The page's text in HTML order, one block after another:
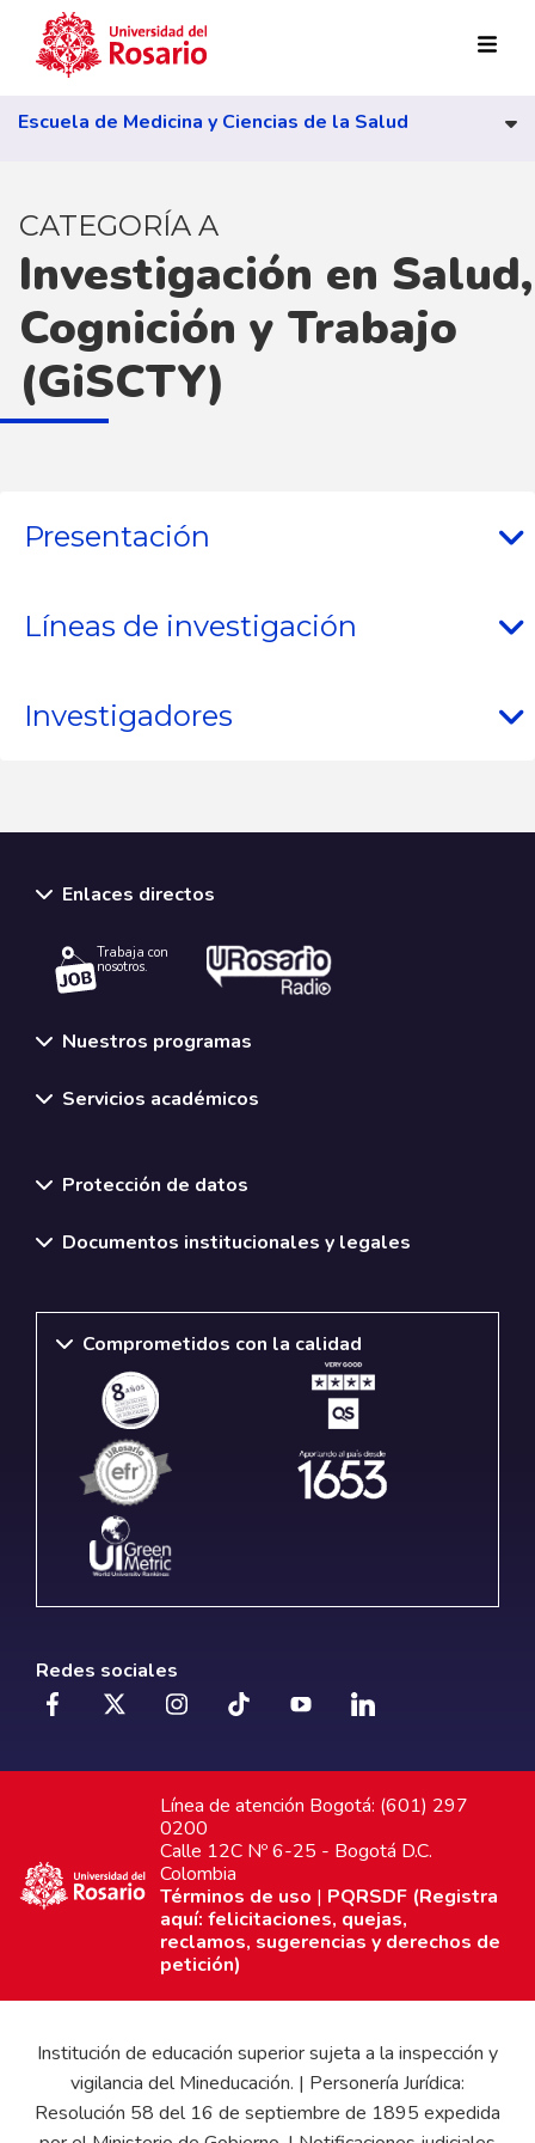
Pasar al contenido principal
Escuela de Medicina y Ciencias de la Salud
CATEGORÍA A
Investigación en Salud,
Cognición y Trabajo
(GiSCTY)
Presentación
Líneas de investigación
Investigadores
Enlaces directos
Trabaja con
nosotros.
Nuestros programas
Servicios académicos
Protección de datos
Documentos institucionales y legales
Comprometidos con la calidad
Redes sociales
Línea de atención Bogotá: (601) 297
0200
Calle 12C Nº 6-25 - Bogotá D.C.
Colombia
Términos de uso | PQRSDF (Registra
aquí: felicitaciones, quejas,
reclamos, sugerencias y derechos de
petición)
Institución de educación superior sujeta a la inspección y
vigilancia del Mineducación. | Personería Jurídica:
Resolución 58 del 16 de septiembre de 1895 expedida